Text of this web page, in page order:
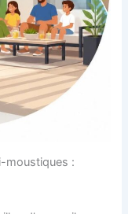
moustiques :